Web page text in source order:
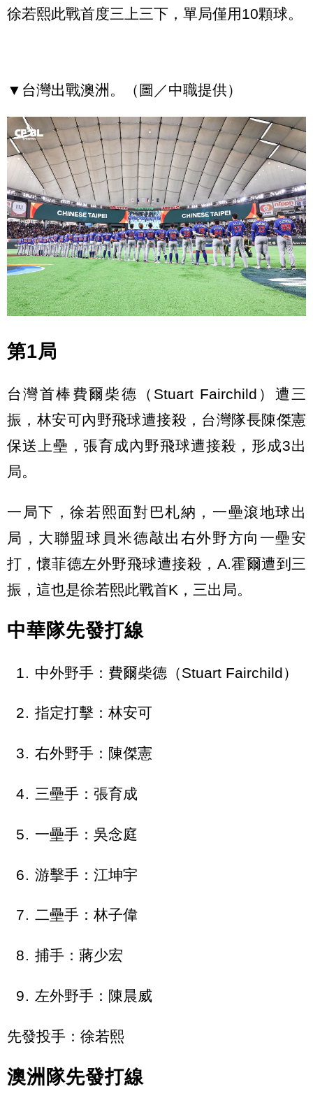
徐若熙此戰首度三上三下，單局僅用10顆球。
▼台灣出戰澳洲。（圖／中職提供）
第1局
台灣首棒費爾柴德（Stuart Fairchild）遭三
振，林安可內野飛球遭接殺，台灣隊長陳傑憲
保送上壘，張育成內野飛球遭接殺，形成3出
局。
一局下，徐若熙面對巴札納，一壘滾地球出
局，大聯盟球員米德敲出右外野方向一壘安
打，懷菲德左外野飛球遭接殺，A.霍爾遭到三
振，這也是徐若熙此戰首K，三出局。
中華隊先發打線
中外野手 ：費爾柴德（Stuart Fairchild）
指定打擊 ：林安可
右外野手 ：陳傑憲
三壘手 ：張育成
一壘手 ：吳念庭
游擊手 ：江坤宇
二壘手 ：林子偉
捕手 ：蔣少宏
左外野手 ：陳晨威
先發投手 ：徐若熙
澳洲隊先發打線